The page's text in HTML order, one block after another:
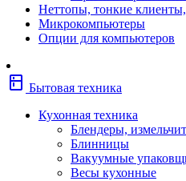
Фены
Щипцы
Плиты
Неттопы, тонкие
Микрокомпьютеры
Опции для компьютеров
kitchen Бытовая техника
Кухонная техника
Блендеры,
Блинницы
Вакуумные
Весы кухонные